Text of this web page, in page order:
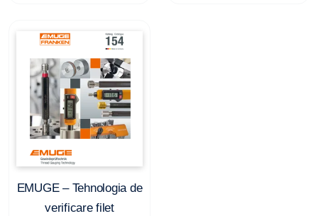
EMUGE – Tehnologia de
verificare filet